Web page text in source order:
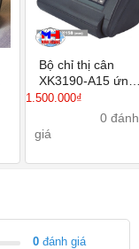
Bộ chỉ thị cân
XK3190-A15 ứng
dụng đếm tính
1.500.000₫
0 đánh
giá
0 đánh giá